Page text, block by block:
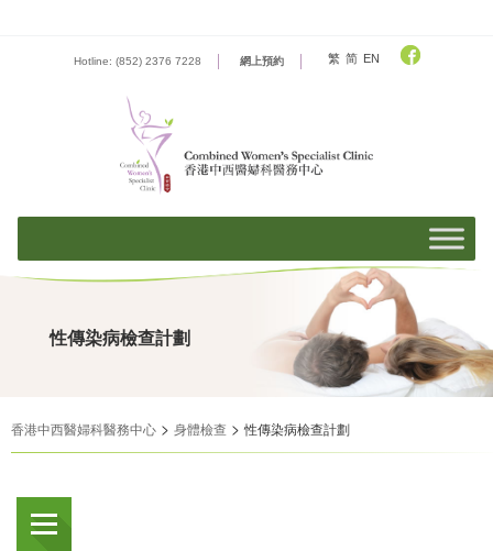
Hotline: (852) 2376 7228 網上預約 繁 简 EN
性傳染病檢查計劃
香港中西醫婦科醫務中心 > 身體檢查 >性傳染病檢查計劃